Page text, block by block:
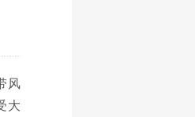
风
大